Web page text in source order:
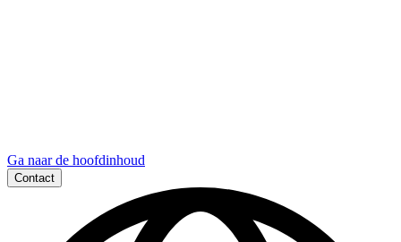
Ga naar de hoofdinhoud
Contact